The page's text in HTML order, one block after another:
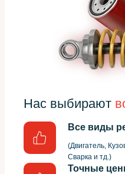
Нас выбирают
Все виды
(Двигатель,
Сварка и тд.)
Точные